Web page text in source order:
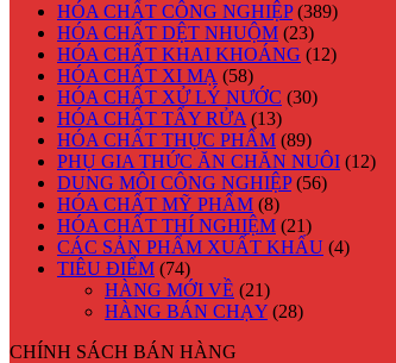
HÓA CHẤT CÔNG NGHIỆP (389)
HÓA CHẤT DỆT NHUỘM (23)
HÓA CHẤT KHAI KHOÁNG (12)
HÓA CHẤT XI MẠ (58)
HÓA CHẤT XỬ LÝ NƯỚC (30)
HÓA CHẤT TẨY RỬA (13)
HÓA CHẤT THỰC PHẨM (89)
PHỤ GIA THỨC ĂN CHĂN NUÔI (12)
DUNG MÔI CÔNG NGHIỆP (56)
HÓA CHẤT MỸ PHẨM (8)
HÓA CHẤT THÍ NGHIỆM (21)
CÁC SẢN PHẨM XUẤT KHẨU (4)
TIÊU ĐIỂM (74)
HÀNG MỚI VỀ (21)
HÀNG BÁN CHẠY (28)
CHÍNH SÁCH BÁN HÀNG